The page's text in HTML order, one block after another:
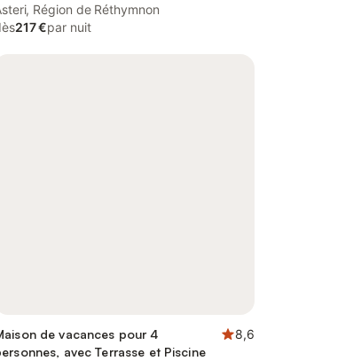
enfant
Région de Réthymnon
217 €par nuit
de vacances pour 4
avec Terrasse et Piscine
8,6